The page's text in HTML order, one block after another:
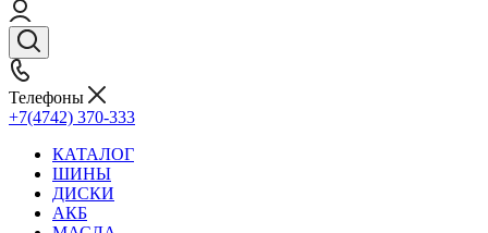
Телефоны
+7(4742) 370-333
КАТАЛОГ
ШИНЫ
ДИСКИ
АКБ